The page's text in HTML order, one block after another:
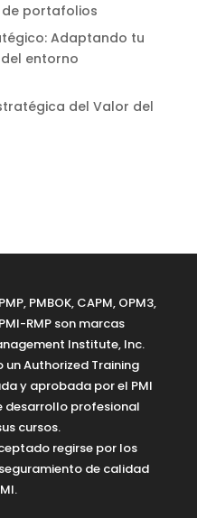
de portafolios
Adaptando tu
entorno
del Valor del
PMBOK, CAPM, OPM3,
RMP son marcas
Institute, Inc.
Authorized Training
y aprobada por el PMI
desarrollo profesional
cursos.
regirse por los
de calidad